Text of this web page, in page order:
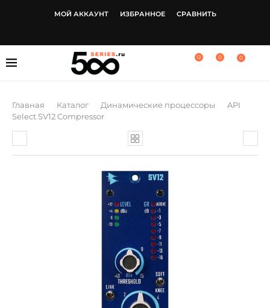
МОЙ АККАУНТ ИЗБРАННОЕ СРАВНИТЬ
0
0
0
Главная Каталог Динамические процессоры
API
Select SV12 Compressor